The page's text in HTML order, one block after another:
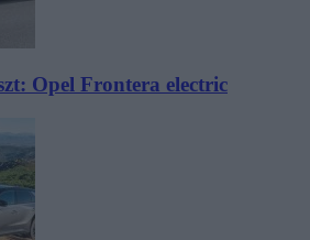
Opel Frontera electric